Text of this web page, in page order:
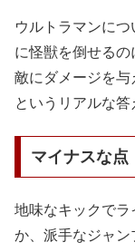
ウルトラマンに
に怪獣を倒せるの
敵にダメージを与
というリアルな答
マイナスな点
地味なキックでラ
か、派手なジャン